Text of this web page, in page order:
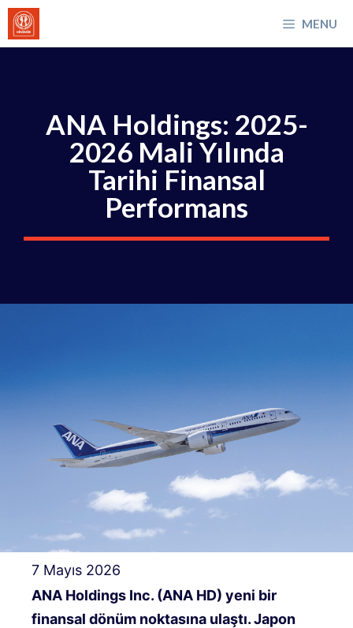
İçeriğe
atla
MENU
ANA Holdings: 2025-
2026 Mali Yılında
Tarihi Finansal
Performans
7 Mayıs 2026
ANA Holdings Inc. (ANA HD) yeni bir
finansal dönüm noktasına ulaştı. Japon